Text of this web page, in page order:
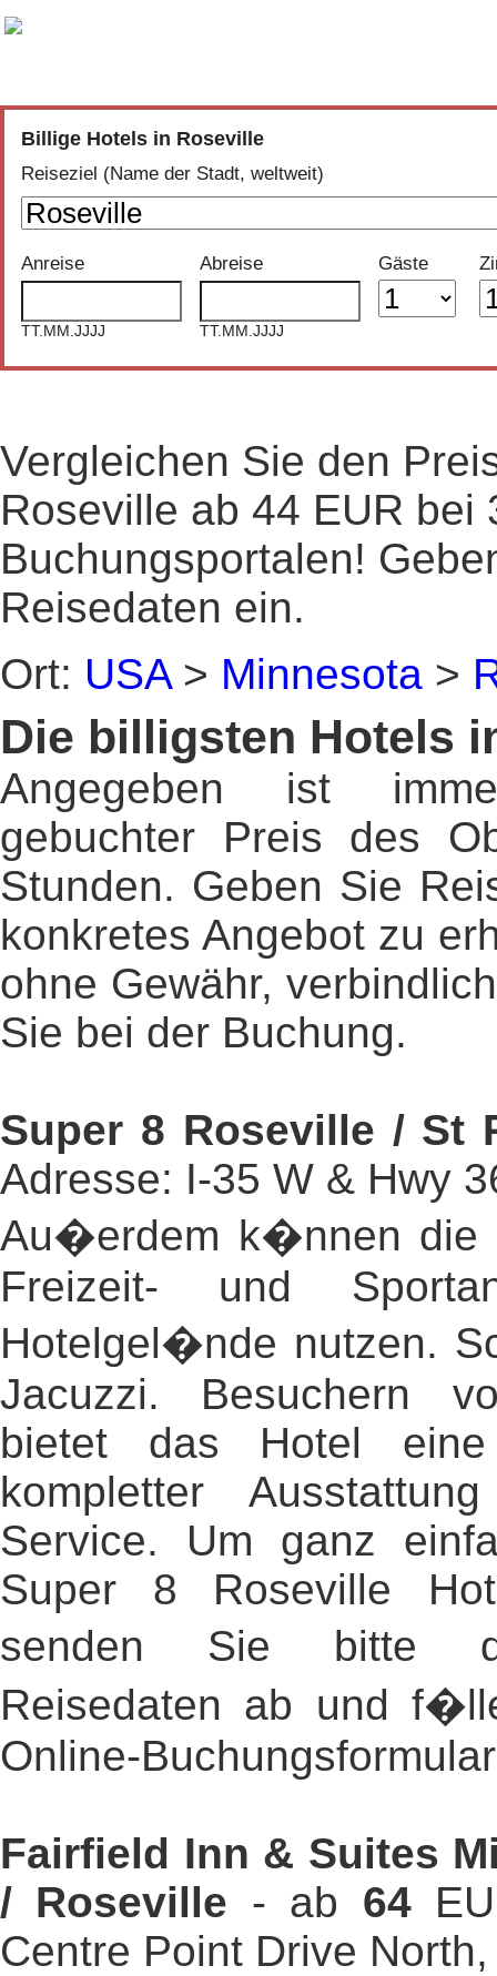
Billige Hotels in Roseville
Reiseziel (Name der Stadt, weltweit)
Anreise
TT.MM.JJJJ
Abreise
TT.MM.JJJJ
Gäste
Vergleichen Sie den
Roseville ab 44 EUR bei
Buchungsportalen!
Reisedaten ein.
Ort: USA> Minnesota >
Die billigsten Hotels
Angegeben ist
gebuchter Preis des
Stunden. Geben Sie
konkretes Angebot zu
ohne Gewähr,
Sie bei der Buchung.
Super 8 Roseville / St
Adresse: I-35 W & Hwy
Au�erdem k�nnen
Freizeit- und
Hotelgel�nde nutzen.
Jacuzzi. Besuchern
bietet das Hotel eine
kompletter
Service. Um ganz
Super 8 Roseville
senden Sie bitte
Reisedaten ab und
Online-
Fairfield Inn & Suites
/ Roseville - ab 64
Centre Point Drive